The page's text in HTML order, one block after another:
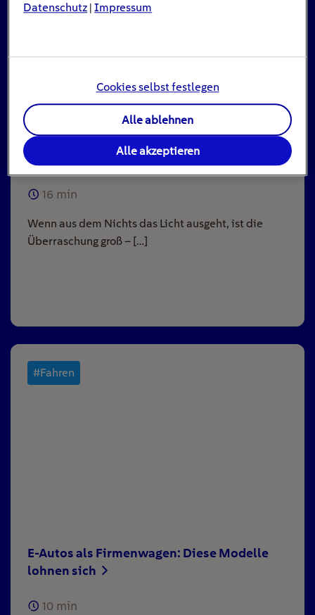
Stromausfall: Das ist zu tun, wenn das Licht
ausgeht
16 min
Wenn aus dem Nichts das Licht ausgeht, ist die
Überraschung groß – […]
#Fahren
E-Autos als Firmenwagen: Diese Modelle
lohnen sich
10 min
Datenschutz |Impressum
Cookies selbst festlegen
Alle ablehnen
Alle akzeptieren